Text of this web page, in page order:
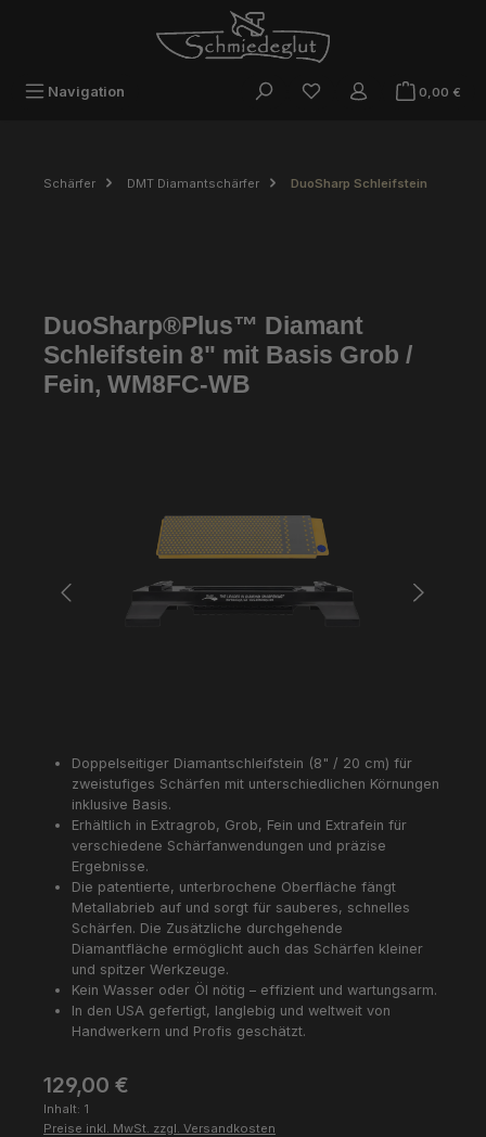
Navigation 0,00 €
Schärfer DMT Diamantschärfer DuoSharp Schleifstein
DuoSharp®Plus™ Diamant
Schleifstein 8" mit Basis Grob /
Fein, WM8FC-WB
Doppelseitiger Diamantschleifstein (8" / 20 cm) für
zweistufiges Schärfen mit unterschiedlichen Körnungen
inklusive Basis.
Erhältlich in Extragrob, Grob, Fein und Extrafein für
verschiedene Schärfanwendungen und präzise
Ergebnisse.
Die patentierte, unterbrochene Oberfläche fängt
Metallabrieb auf und sorgt für sauberes, schnelles
Schärfen. Die Zusätzliche durchgehende
Diamantfläche ermöglicht auch das Schärfen kleiner
und spitzer Werkzeuge.
Kein Wasser oder Öl nötig – effizient und wartungsarm.
In den USA gefertigt, langlebig und weltweit von
Handwerkern und Profis geschätzt.
Regulärer Preis:
129,00 €
Inhalt: 1
Preise inkl. MwSt. zzgl. Versandkosten